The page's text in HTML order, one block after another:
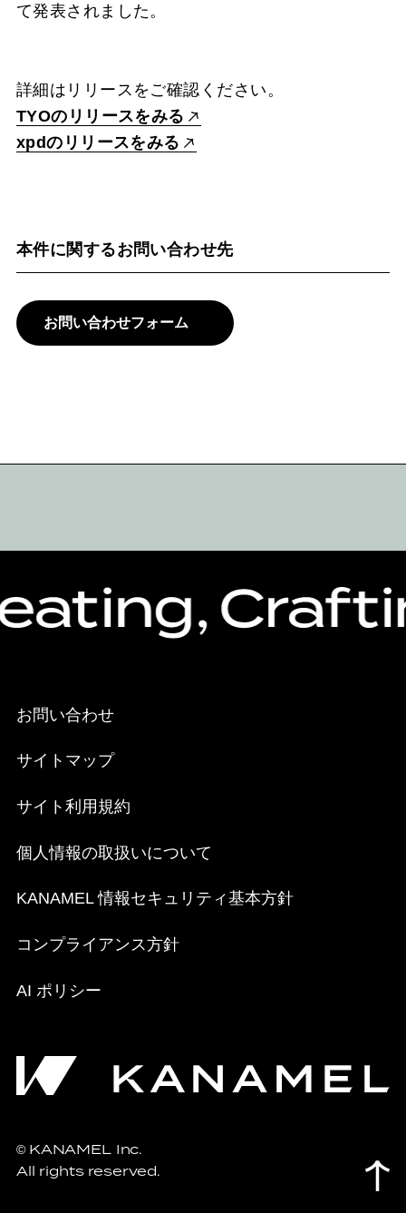
て発表されました。
詳細はリリースをご確認ください。
TYOのリリースをみる
xpdのリリースをみる
本件に関するお問い合わせ先
お問い合わせフォーム
お問い合わせ
サイトマップ
サイト利用規約
個人情報の取扱いについて
KANAMEL 情報セキュリティ基本方針
コンプライアンス方針
AI ポリシー
© KANAMEL Inc.
All rights reserved.